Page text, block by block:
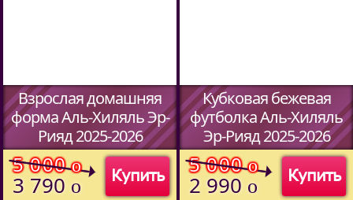
Взрослая домашняя
форма Аль-Хиляль Эр-
Рияд 2025-2026
(Код:634870127 )
Купить
5 000o
3 790 o
Кубковая бежевая
футболка Аль-Хиляль
Эр-Рияд 2025-2026
(Код:5913709
Купить
5 000o
2 990 o